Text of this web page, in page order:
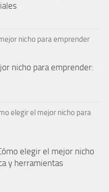
nicho para emprender:
elegir el mejor nicho
y herramientas